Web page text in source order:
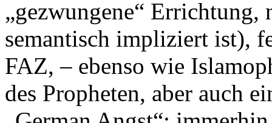
„gezwungene“ Errichtung,
semantisch impliziert ist),
FAZ, – ebenso wie
des Propheten, aber auch